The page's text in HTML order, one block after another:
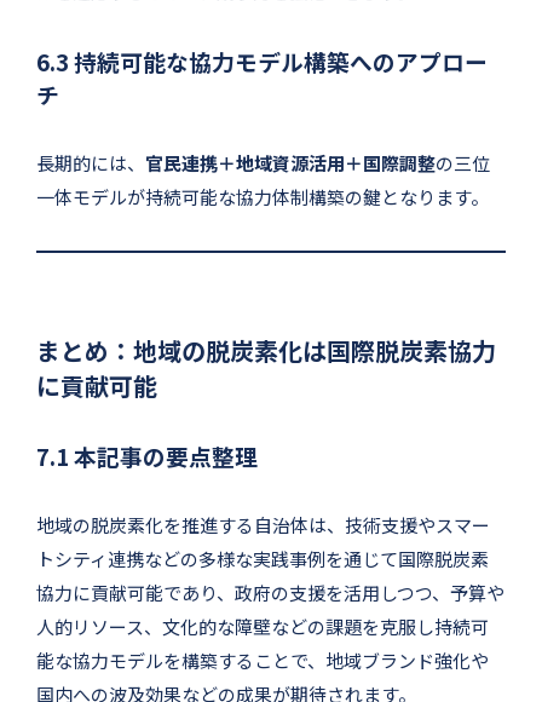
6.3 持続可能な協力モデル構築へのアプロー
チ
長期的には、 官民連携＋地域資源活用＋国際調整の三位
一体モデルが持続可能な協力体制構築の鍵となります。
まとめ：地域の脱炭素化は国際脱炭素協力
に貢献可能
7.1 本記事の要点整理
地域の脱炭素化を推進する自治体は、技術支援やスマー
トシティ連携などの多様な実践事例を通じて国際脱炭素
協力に貢献可能であり、政府の支援を活用しつつ、予算や
人的リソース、文化的な障壁などの課題を克服し持続可
能な協力モデルを構築することで、地域ブランド強化や
国内への波及効果などの成果が期待されます。